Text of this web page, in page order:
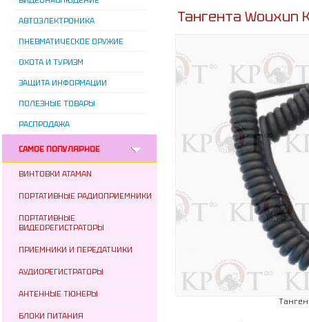
АВТОЭЛЕКТРОНИКА
ПНЕВМАТИЧЕСКОЕ ОРУЖИЕ
ОХОТА И ТУРИЗМ
ЗАЩИТА ИНФОРМАЦИИ
ПОЛЕЗНЫЕ ТОВАРЫ
РАСПРОДАЖА
САМОЕ ПОПУЛЯРНОЕ
ВИНТОВКИ ATAMAN
ПОРТАТИВНЫЕ РАДИОПРИЕМНИКИ
ПОРТАТИВНЫЕ
ВИДЕОРЕГИСТРАТОРЫ
ПРИЕМНИКИ И ПЕРЕДАТЧИКИ
АУДИОРЕГИСТРАТОРЫ
АНТЕННЫЕ ТЮНЕРЫ
БЛОКИ ПИТАНИЯ
Тангента Wouxun